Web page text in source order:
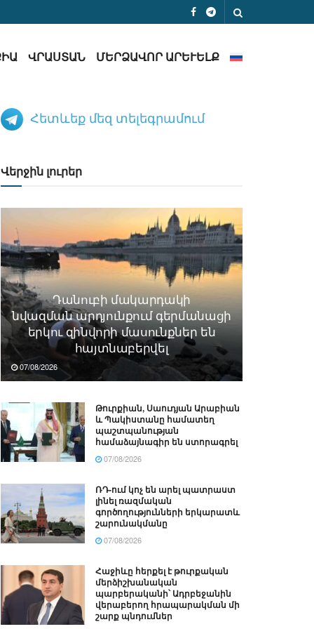
ՎՐԱՍՏԱՆ ՄԵՐՁԱՎՈՐ ԱՐԵՒԵԼՔ
Հետևեք մեզ տելեգրամում
Վերջին լուրեր
Դանուբի մակարդակի
նվազման արդյունքում գերմանացի
երկու զինվորի մասունքներ են
հայտնաբերվել
07/08/2026
Թուրքիան, Սաուդյան Արաբիան
և Պակիստանը համատեղ
պաշտպանության
համաձայնագիր են ստորագրել
07/08/2026
ՌԴ-ում կոչ են արել պատրաստ
լինել ռազմական
գործողությունների երկարատև
շարունակմանը
07/08/2026
Հաջիևը հերքել է թուրքական
մերձիշխանական
պարբերականի՝ Ադրբեջանին
վերաբերող հրապարակման մի
շարք պնդումներ